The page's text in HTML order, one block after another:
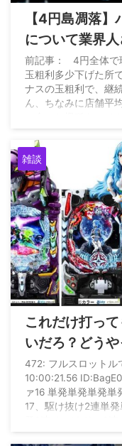
【4円島凋落
について業界
前記事： 4円全体で
玉粗利多少下げた所
ナスの玉粗利で、継
ん、ちなみに店舗平
の上のパチンコ店
雑談
これだけ打っ
いだろ？どう
472: フルスロット
10:00:21.56
ァ16 単発単発単発
17、駆け抜け2連単